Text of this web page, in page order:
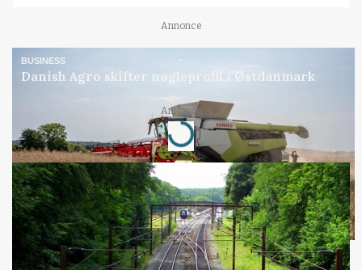
Annonce
BUSINESS
Danish Agro skifter nøgleprofil i Østdanmark
Annonce
Loading...